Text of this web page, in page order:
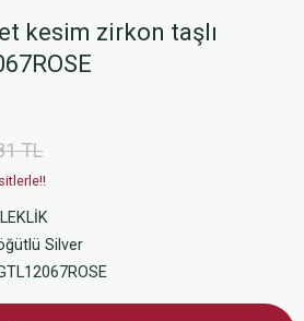
kesim zirkon taşlı
TL
Silver